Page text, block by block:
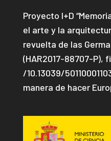
Proyecto I+D
el arte y la
revuelta de las
(HAR2017-88707-P),
/10.13039/
manera de hacer